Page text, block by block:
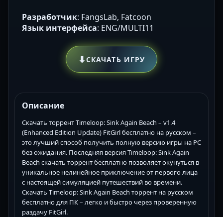
Разработчик: FangsLab, Fatcoon
Язык интерфейса: ENG/MULTI11
⬇СКАЧАТЬ ИГРУ
Описание
Скачать торрент Timeloop: Sink Again Beach – v1.4
(Enhanced Edition Update) FitGirl бесплатно на русском –
это лучший способ получить полную версию игры на PC
без ожидания. Последняя версия Timeloop: Sink Again
Beach скачать торрент бесплатно позволяет окунуться в
уникальное нелинейное приключение от первого лица
с настоящей симуляцией путешествий во времени.
Скачать Timeloop: Sink Again Beach торрент на русском
бесплатно для ПК – легко и быстро через проверенную
раздачу FitGirl.